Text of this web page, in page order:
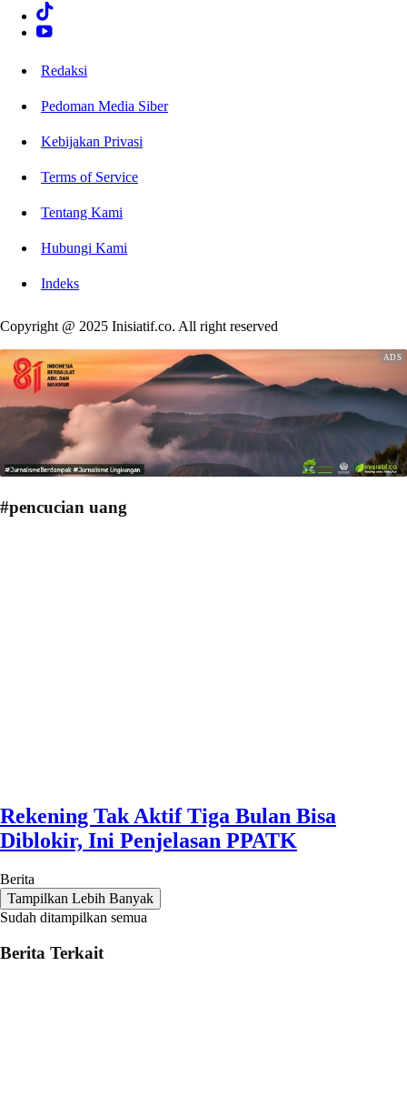
Redaksi
Pedoman Media Siber
Kebijakan Privasi
Terms of Service
Tentang Kami
Hubungi Kami
Indeks
Copyright @ 2025 Inisiatif.co. All right reserved
#pencucian uang
Rekening Tak Aktif Tiga Bulan Bisa
Diblokir, Ini Penjelasan PPATK
Berita
Tampilkan Lebih Banyak
Sudah ditampilkan semua
Berita Terkait